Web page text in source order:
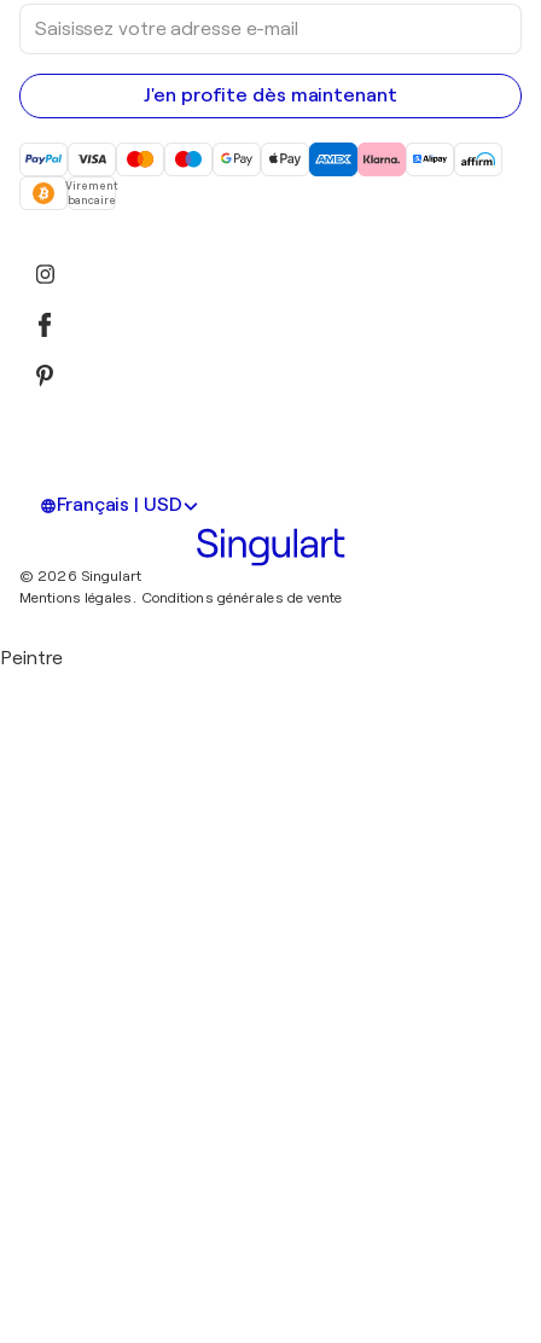
Saisissez
votre
adresse
e-
mail
J'en profite dès maintenant
Virement
bancaire
Français | USD
© 2026 Singulart
Mentions légales. Conditions générales de vente
Peintre